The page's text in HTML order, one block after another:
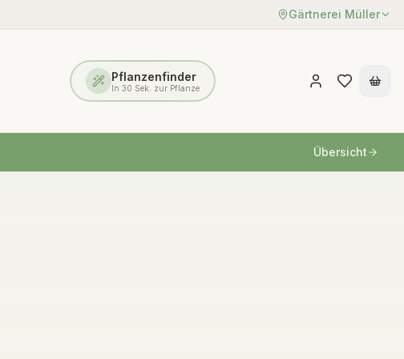
Gärtnerei Müller
Pflanzenfinder
In 30 Sek. zur Pflanze
Übersicht